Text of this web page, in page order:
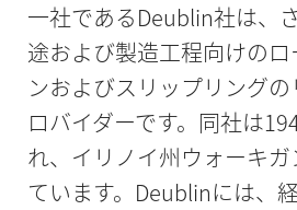
一社であるDeublin社は、
途および製造工程向けの
ンおよびスリップリング
ロバイダーです。同社は
れ、イリノイ州ウォーキ
ています。Deublinには、